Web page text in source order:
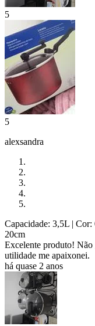
5
5
alexsandra
Capacidade: 3,5L | Cor:
20cm
Excelente produto! Não
utilidade me apaixonei.
há quase 2 anos